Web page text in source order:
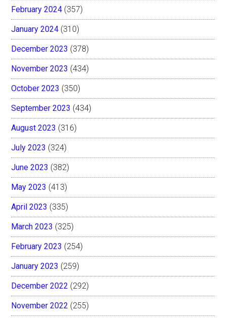
February 2024 (357)
January 2024 (310)
December 2023 (378)
November 2023 (434)
October 2023 (350)
September 2023 (434)
August 2023 (316)
July 2023 (324)
June 2023 (382)
May 2023 (413)
April 2023 (335)
March 2023 (325)
February 2023 (254)
January 2023 (259)
December 2022 (292)
November 2022 (255)